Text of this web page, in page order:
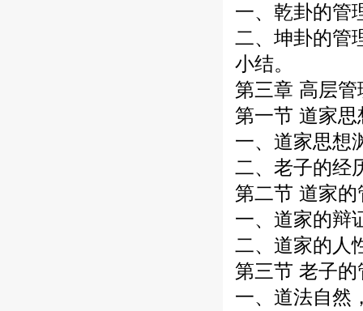
一、乾卦的管
二、坤卦的管
小结。
第三章 高层
第一节 道家
一、道家思想
二、老子的经
第二节 道家
一、道家的辩
二、道家的人
第三节 老子
一、道法自然